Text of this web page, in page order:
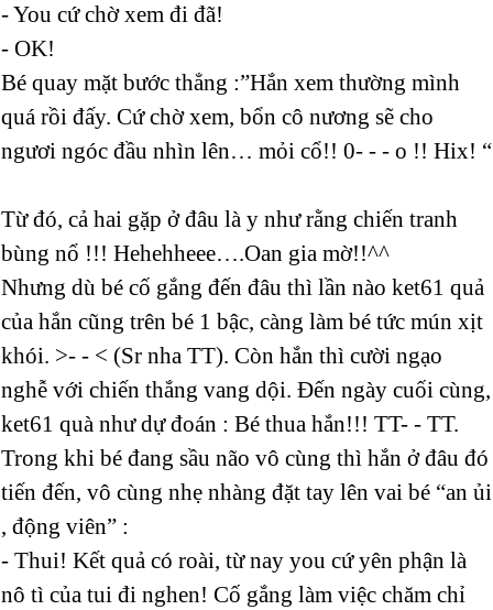
- You cứ chờ xem đi đã!
- OK!
Bé quay mặt bước thẳng :”Hắn xem thường mình
quá rồi đấy. Cứ chờ xem, bổn cô nương sẽ cho
ngươi ngóc đầu nhìn lên… mỏi cổ!! 0- - - o !! Hix! “
Từ đó, cả hai gặp ở đâu là y như rằng chiến tranh
bùng nổ !!! Hehehheee….Oan gia mờ!!^^
Nhưng dù bé cố gắng đến đâu thì lần nào ket61 quả
của hắn cũng trên bé 1 bậc, càng làm bé tức mún xịt
khói. >- - < (Sr nha TT). Còn hắn thì cười ngạo
nghễ với chiến thắng vang dội. Đến ngày cuối cùng,
ket61 quà như dự đoán : Bé thua hắn!!! TT- - TT.
Trong khi bé đang sầu não vô cùng thì hắn ở đâu đó
tiến đến, vô cùng nhẹ nhàng đặt tay lên vai bé “an ủi
, động viên” :
- Thui! Kết quả có roài, từ nay you cứ yên phận là
nô tì của tui đi nghen! Cố gắng làm việc chăm chỉ